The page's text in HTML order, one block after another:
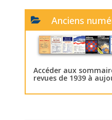
Anciens
Accéder aux
revues de 1939 à